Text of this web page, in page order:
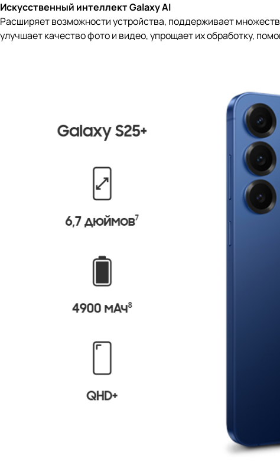
Искусственный интеллект Galaxy AI
Расширяет возможности устройства, поддерживает
улучшает качество фото и видео, упрощает их обработку,